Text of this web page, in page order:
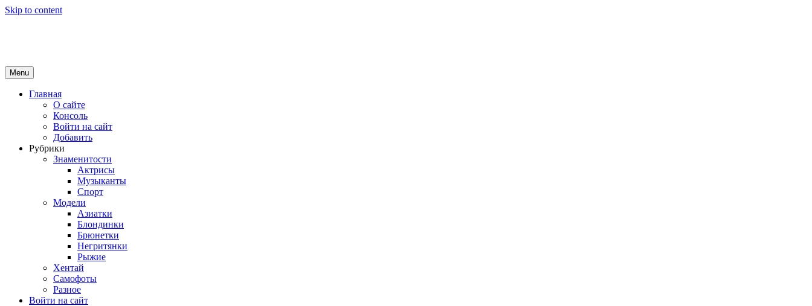
Skip to content
Menu
Главная
О сайте
Консоль
Войти на сайт
Добавить
Рубрики
Знаменитости
Актрисы
Музыканты
Спорт
Модели
Азиатки
Блондинки
Брюнетки
Негритянки
Рыжие
Хентай
Самофоты
Разное
Войти на сайт